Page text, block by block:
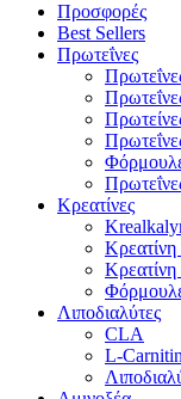
Προσφορές
Best Sellers
Πρωτεΐνες
Κρεατίνες
Λιποδιαλύτες
CLA
L-